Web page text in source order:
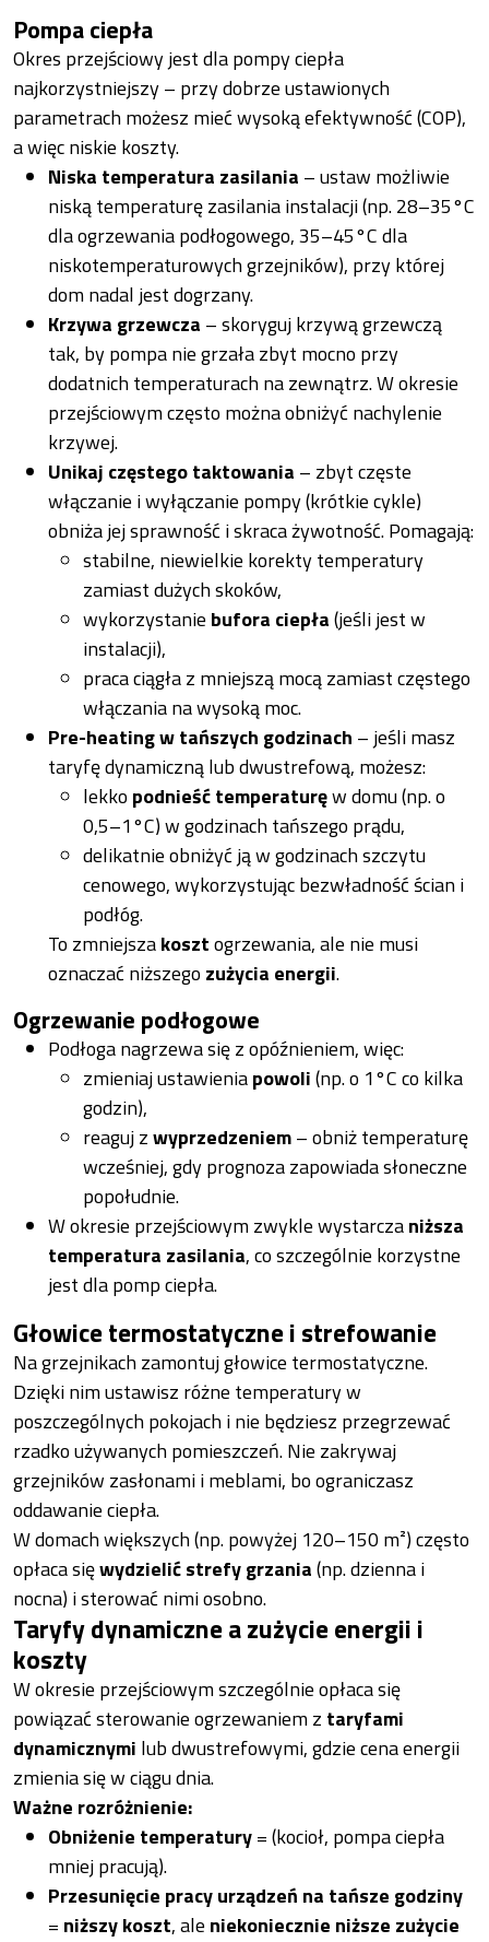
Pompa ciepła
Okres przejściowy jest dla pompy ciepła
najkorzystniejszy – przy dobrze ustawionych
parametrach możesz mieć wysoką efektywność (COP),
a więc niskie koszty.
Niska temperatura zasilania – ustaw możliwie
niską temperaturę zasilania instalacji (np. 28–35°C
dla ogrzewania podłogowego, 35–45°C dla
niskotemperaturowych grzejników), przy której
dom nadal jest dogrzany.
Krzywa grzewcza – skoryguj krzywą grzewczą
tak, by pompa nie grzała zbyt mocno przy
dodatnich temperaturach na zewnątrz. W okresie
przejściowym często można obniżyć nachylenie
krzywej.
Unikaj częstego taktowania – zbyt częste
włączanie i wyłączanie pompy (krótkie cykle)
obniża jej sprawność i skraca żywotność. Pomagają:
stabilne, niewielkie korekty temperatury
zamiast dużych skoków,
wykorzystanie bufora ciepła(jeśli jest w
instalacji),
praca ciągła z mniejszą mocą zamiast częstego
włączania na wysoką moc.
Pre-heating w tańszych godzinach – jeśli masz
taryfę dynamiczną lub dwustrefową, możesz:
lekko podnieść temperaturęw domu (np. o
0,5–1°C) w godzinach tańszego prądu,
delikatnie obniżyć ją w godzinach szczytu
cenowego, wykorzystując bezwładność ścian i
podłóg.
To zmniejszakosztogrzewania, ale nie musi
oznaczać niższego zużycia energii.
Ogrzewanie podłogowe
Podłoga nagrzewa się z opóźnieniem, więc:
zmieniaj ustawieniapowoli(np. o 1°C co kilka
godzin),
reaguj zwyprzedzeniem– obniż temperaturę
wcześniej, gdy prognoza zapowiada słoneczne
popołudnie.
W okresie przejściowym zwykle wystarczaniższa
temperatura zasilania, co szczególnie korzystne
jest dla pomp ciepła.
Głowice termostatyczne i strefowanie
Na grzejnikach zamontuj głowice termostatyczne.
Dzięki nim ustawisz różne temperatury w
poszczególnych pokojach i nie będziesz przegrzewać
rzadko używanych pomieszczeń. Nie zakrywaj
grzejników zasłonami i meblami, bo ograniczasz
oddawanie ciepła.
W domach większych (np. powyżej 120–150 m²) często
opłaca sięwydzielić strefy grzania(np. dzienna i
nocna) i sterować nimi osobno.
Taryfy dynamiczne a zużycie energii i
koszty
W okresie przejściowym szczególnie opłaca się
powiązać sterowanie ogrzewaniem z taryfami
dynamicznymi lub dwustrefowymi, gdzie cena energii
zmienia się w ciągu dnia.
Ważne rozróżnienie:
Obniżenie temperatury=(kocioł, pompa ciepła
mniej pracują).
Przesunięcie pracy urządzeń na tańsze godziny
= niższy koszt, ale niekoniecznie niższe zużycie